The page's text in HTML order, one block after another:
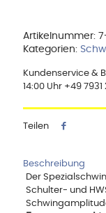
Artikelnummer:
Kategorien:
Kundenservice &
14:00 Uhr +49
Teilen
Beschreibung
Der
Schulter- und